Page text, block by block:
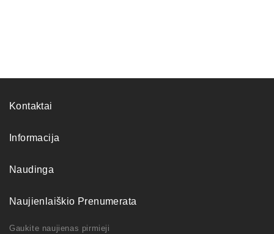
Kontaktai
Informacija
Naudinga
Naujienlaiškio Prenumerata
Gaukite naujienas pirmieji